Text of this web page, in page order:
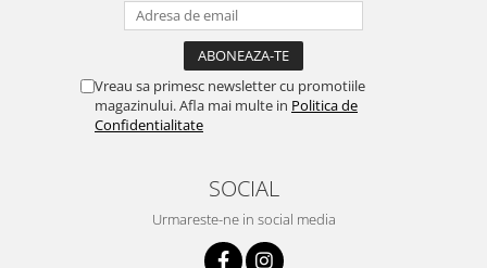
Aragaze, plite, piese butelii de
Accesorii aragaze & butelii
Iluminat & electrice
Prelungitoare & cabluri electrice
Vreau sa primesc newsletter cu promotiile
magazinului. Afla mai multe in Politica de
Confidentialitate
SOCIAL
Urmareste-ne in social media